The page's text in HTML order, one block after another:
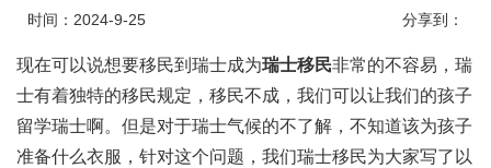
时间：2024-9-25 分享到：
现在可以说想要移民到瑞士成为瑞士移民非常的不容易，瑞
士有着独特的移民规定，移民不成，我们可以让我们的孩子
留学瑞士啊。但是对于瑞士气候的不了解，不知道该为孩子
准备什么衣服，针对这个问题，我们瑞士移民为大家写了以